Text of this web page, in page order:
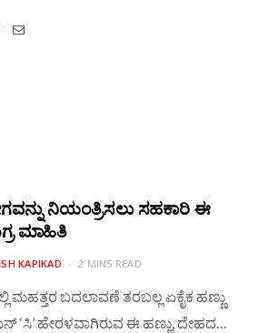
ನಿಯಂತ್ರಿಸಲು ಸಹಕಾರಿ ಈ
ಮಾಹಿತಿ
KAPIKAD 2 MINS READ
ಮಹತ್ತರ ಬದಲಾವಣೆ ತರಬಲ್ಲ ಏಕೈಕ ಹಣ್ಣು
‘ಸಿ’ ಹೇರಳವಾಗಿರುವ ಈ ಹಣ್ಣು, ದೇಹದ…